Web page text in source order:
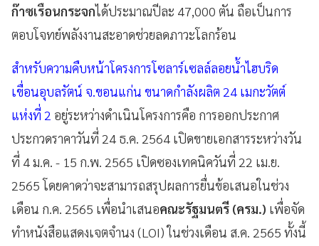
ก๊าซเรือนกระจกได้ประมาณปีละ 47,000 ตัน ถือเป็นการ
ตอบโจทย์พลังงานสะอาดช่วยลดภาวะโลกร้อน
สำหรับความคืบหน้าโครงการโซลาร์เซลล์ลอยน้ำไฮบริด
เขื่อนอุบลรัตน์ จ.ขอนแก่น ขนาดกำลังผลิต 24 เมกะวัตต์
แห่งที่ 2 อยู่ระหว่างดำเนินโครงการคือ การออกประกาศ
ประกวดราคาวันที่ 24 ธ.ค. 2564 เปิดขายเอกสารระหว่างวัน
ที่ 4 ม.ค. - 15 ก.พ. 2565 เปิดซองเทคนิควันที่ 22 เม.ย.
2565 โดยคาดว่าจะสามารถสรุปผลการยื่นข้อเสนอในช่วง
เดือน ก.ค. 2565 เพื่อนำเสนอคณะรัฐมนตรี (ครม.) เพื่อจัด
ทำหนังสือแสดงเจตจำนง (LOI) ในช่วงเดือน ส.ค. 2565 ทั้งนี้